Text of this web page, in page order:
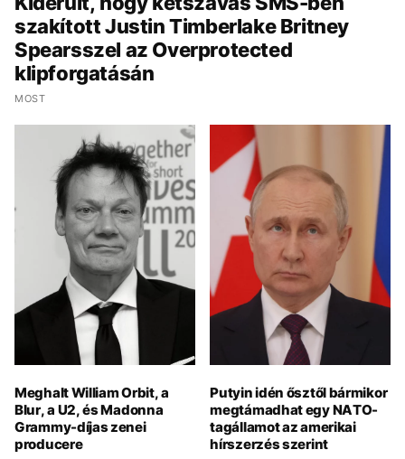
szakított Justin Timberlake Britney
Spearsszel az Overprotected
klipforgatásán
MOST
Meghalt William Orbit, a
Blur, a U2, és Madonna
Grammy-díjas zenei
producere
Putyin idén ősztől bármikor
megtámadhat egy NATO-
tagállamot az amerikai
hírszerzés szerint